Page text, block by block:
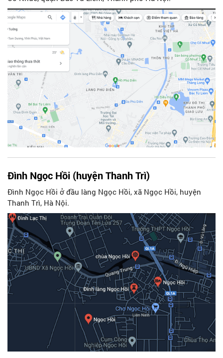
Đình Ngọc Hồi (huyện Thanh Trì)
Đình Ngọc Hồi ở đầu làng Ngọc Hồi, xã Ngọc Hồi, huyện
Thanh Trì, Hà Nội.